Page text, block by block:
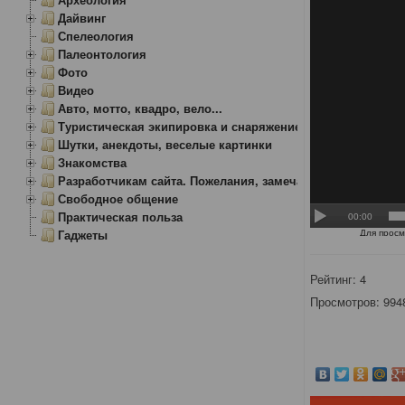
Рейтинг: 4
Просмотров:
Дайвинг
Спелеология
Палеонтология
Фото
Видео
Авто, мотто, квадро, вело...
Туристическая экипировка и снаряжение
Шутки, анекдоты, веселые картинки
Знакомства
Разработчикам сайта. Пожелания, замечания.
Свободное общение
Практическая польза
Гаджеты